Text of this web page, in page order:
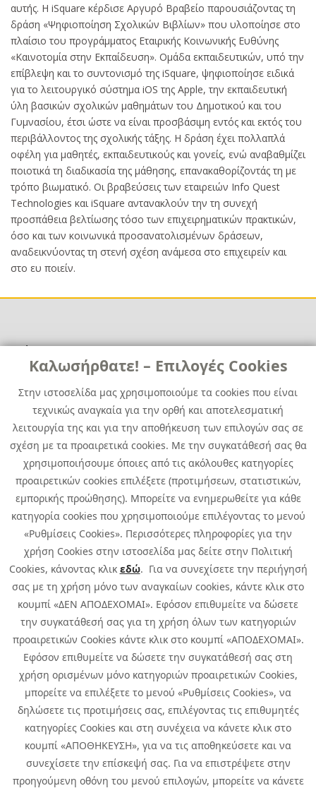
Καλωσήρθατε! – Επιλογές Cookies
Στην ιστοσελίδα μας χρησιμοποιούμε τα cookies που είναι
τεχνικώς αναγκαία για την ορθή και αποτελεσματική
λειτουργία της και για την αποθήκευση των επιλογών σας σε
σχέση με τα προαιρετικά cookies. Με την συγκατάθεσή σας θα
χρησιμοποιήσουμε όποιες από τις ακόλουθες κατηγορίες
προαιρετικών cookies επιλέξετε (προτιμήσεων, στατιστικών,
εμπορικής προώθησης). Μπορείτε να ενημερωθείτε για κάθε
κατηγορία cookies που χρησιμοποιούμε επιλέγοντας το μενού
«Ρυθμίσεις Cookies». Περισσότερες πληροφορίες για την
χρήση Cookies στην ιστοσελίδα μας δείτε στην Πολιτική
Cookies, κάνοντας κλικ εδώ. Για να συνεχίσετε την περιήγησή
σας με τη χρήση μόνο των αναγκαίων cookies, κάντε κλικ στο
κουμπί «ΔΕΝ ΑΠΟΔΕΧΟΜΑΙ». Εφόσον επιθυμείτε να δώσετε
την συγκατάθεσή σας για τη χρήση όλων των κατηγοριών
προαιρετικών Cookies κάντε κλικ στο κουμπί «ΑΠΟΔΕΧΟΜΑΙ».
Εφόσον επιθυμείτε να δώσετε την συγκατάθεσή σας στη
χρήση ορισμένων μόνο κατηγοριών προαιρετικών Cookies,
μπορείτε να επιλέξετε το μενού «Ρυθμίσεις Cookies», να
δηλώσετε τις προτιμήσεις σας, επιλέγοντας τις επιθυμητές
κατηγορίες Cookies και στη συνέχεια να κάνετε κλικ στο
κουμπί «ΑΠΟΘΗΚΕΥΣΗ», για να τις αποθηκεύσετε και να
συνεχίσετε την επίσκεψή σας. Για να επιστρέψετε στην
προηγούμενη οθόνη του μενού επιλογών, μπορείτε να κάνετε
αυτής. Η iSquare κέρδισε Αργυρό Βραβείο παρουσιάζοντας τη
δράση «Ψηφιοποίηση Σχολικών Βιβλίων» που υλοποίησε στο
πλαίσιο του προγράμματος Εταιρικής Κοινωνικής Ευθύνης
«Καινοτομία στην Εκπαίδευση». Ομάδα εκπαιδευτικών, υπό την
επίβλεψη και το συντονισμό της iSquare, ψηφιοποίησε ειδικά
για το λειτουργικό σύστημα iOS της Apple, την εκπαιδευτική
ύλη βασικών σχολικών μαθημάτων του Δημοτικού και του
Γυμνασίου, έτσι ώστε να είναι προσβάσιμη εντός και εκτός του
περιβάλλοντος της σχολικής τάξης. Η δράση έχει πολλαπλά
οφέλη για μαθητές, εκπαιδευτικούς και γονείς, ενώ αναβαθμίζει
ποιοτικά τη διαδικασία της μάθησης, επανακαθορίζοντάς τη με
τρόπο βιωματικό. Οι βραβεύσεις των εταιρειών Info Quest
Technologies και iSquare αντανακλούν την τη συνεχή
προσπάθεια βελτίωσης τόσο των επιχειρηματικών πρακτικών,
όσο και των κοινωνικά προσανατολισμένων δράσεων,
αναδεικνύοντας τη στενή σχέση ανάμεσα στο επιχειρείν και
στο ευ ποιείν.
Χρήσιμα
Χρήσιμα
Επικοινωνία
Media Kit
Καριέρα
Όμιλος Quest
Site Map
Copyright © 2026 Infoquest.gr Με επιφύλαξη κάθε νόμιμου δικαιώματος.